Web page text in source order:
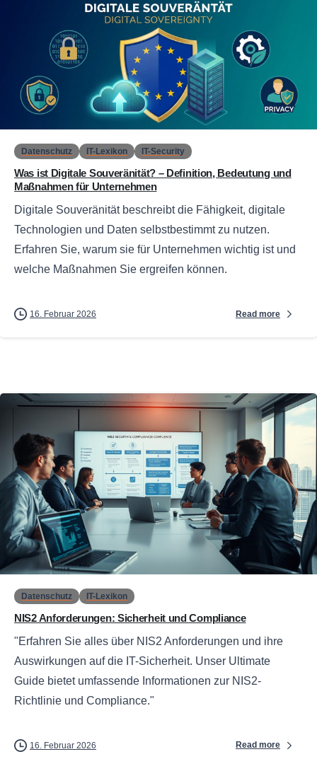
0
Datenschutz IT-Lexikon IT-Security
Was ist Digitale Souveränität? – Definition, Bedeutung und
Maßnahmen für Unternehmen
Digitale Souveränität beschreibt die Fähigkeit, digitale
Technologien und Daten selbstbestimmt zu nutzen.
Erfahren Sie, warum sie für Unternehmen wichtig ist und
welche Maßnahmen Sie ergreifen können.
16. Februar 2026 Read more
0
Datenschutz IT-Lexikon
NIS2 Anforderungen: Sicherheit und Compliance
"Erfahren Sie alles über NIS2 Anforderungen und ihre
Auswirkungen auf die IT-Sicherheit. Unser Ultimate
Guide bietet umfassende Informationen zur NIS2-
Richtlinie und Compliance."
16. Februar 2026 Read more